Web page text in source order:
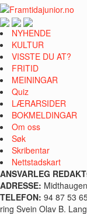
NYHENDE
KULTUR
VISSTE DU AT?
FRITID
MEININGAR
Quiz
LÆRARSIDER
BOKMELDINGAR
Om oss
Søk
Skribentar
Nettstadskart
ANSVARLEG
ADRESSE:
TELEFON: 94 87 53
ring Svein Olav B.